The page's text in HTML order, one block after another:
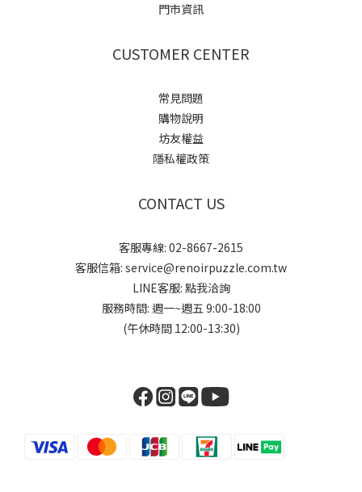
門市資訊
CUSTOMER CENTER
常見問題
購物說明
坊友權益
隱私權政策
CONTACT US
客服專線: 02-8667-2615
客服信箱: service@renoirpuzzle.com.tw
LINE客服: 點我洽詢
服務時間: 週一~週五 9:00-18:00
(午休時間 12:00-13:30)